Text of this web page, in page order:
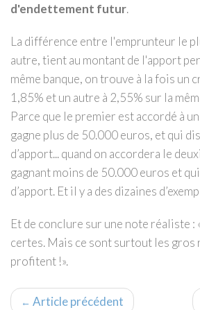
d'endettement futur.
La différence entre l'emprunteur le
autre, tient au montant de l'apport
même banque, on trouve à la fois un
1,85% et un autre à 2,55% sur la
Parce que le premier est accordé à
gagne plus de 50.000 euros, et qui
d’apport... quand on accordera le
gagnant moins de 50.000 euros et qui
d’apport. Et il y a des dizaines
Et de conclure sur une note réaliste :
certes. Mais ce sont surtout les gros
profitent !».
← Article précédent